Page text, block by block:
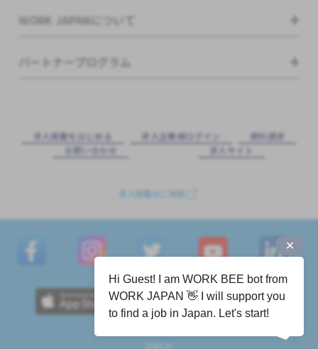
WORK JAPANについて
パートナープログラム
求⼈掲載をはじめる 求⼈企業様ログイン
資料請求
お問い合わせ
求⼈サイト
求人掲載のご相談
Sign in
Hi Guest! I am WORK BEE bot from
WORK JAPAN 👋 I will support you
to find a job in Japan. Let's start!